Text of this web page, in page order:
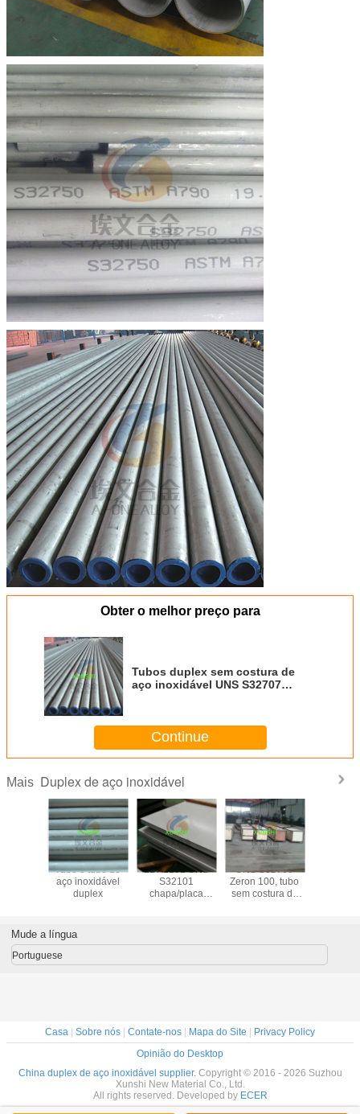
Obter o melhor preço para
Tubos duplex sem costura de
aço inoxidável UNS S32707
Continue
Mais Duplex de aço inoxidável
Tubo e tubo de
aço inoxidável
duplex
LDX2101 UNS
S32101
chapa/placa
UNS S32760
Zeron 100, tubo
sem costura de
Mude a língua
Portuguese
Casa | Sobre nós | Contate-nos | Mapa do Site | Privacy Policy
Opinião do Desktop
China duplex de aço inoxidável supplier. Copyright © 2016 - 2026 Suzhou
Xunshi New Material Co., Ltd.
All rights reserved. Developed by ECER